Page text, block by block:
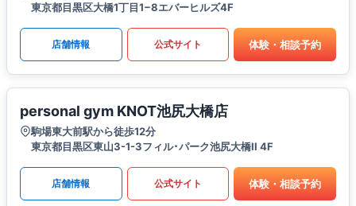
東京都目黒区大橋1丁目1−8エバーヒルズ4F
店舗情報 公式サイト 体験・相談予約
personal gym KNOT池尻大橋店
駒場東大前駅から徒歩12分
東京都目黒区東山3-1-3フィル･パーク池尻大橋II 4F
店舗情報 公式サイト 体験・相談予約